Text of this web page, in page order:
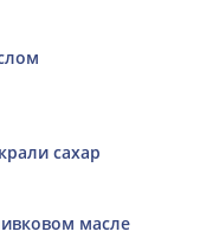
сахар
масле